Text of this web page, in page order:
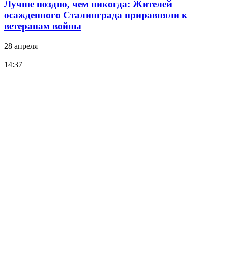
Лучше поздно, чем никогда: Жителей
осажденного Сталинграда приравняли к
ветеранам войны
28 апреля
14:37